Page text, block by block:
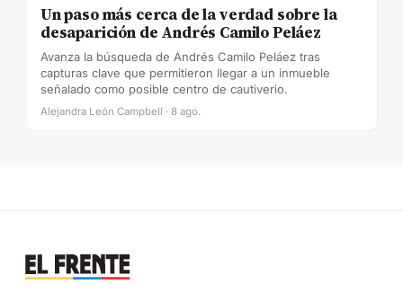
Un paso más cerca de la verdad sobre la
desaparición de Andrés Camilo Peláez
Avanza la búsqueda de Andrés Camilo Peláez tras
capturas clave que permitieron llegar a un inmueble
señalado como posible centro de cautiverio.
Alejandra León Campbell · 8 ago.